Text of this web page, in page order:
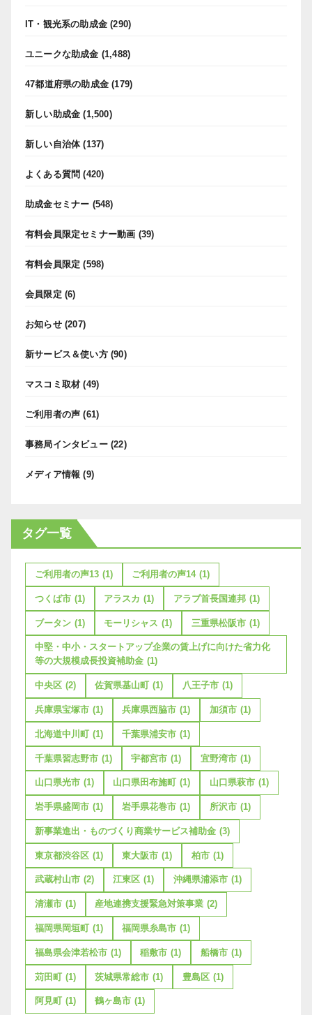
IT・観光系の助成金 (290)
ユニークな助成金 (1,488)
47都道府県の助成金 (179)
新しい助成金 (1,500)
新しい自治体(137)
よくある質問 (420)
助成金セミナー (548)
有料会員限定セミナー動画 (39)
有料会員限定 (598)
会員限定 (6)
お知らせ(207)
新サービス＆使い方(90)
マスコミ取材 (49)
ご利用者の声 (61)
事務局インタビュー(22)
メディア情報 (9)
タグ一覧
ご利用者の声13 (1) ご利用者の声14 (1)
つくば市 (1) アラスカ (1) アラブ首長国連邦 (1)
ブータン (1) モーリシャス (1) 三重県松阪市 (1)
中堅・中小・スタートアップ企業の賃上げに向けた省力化
等の大規模成長投資補助金 (1)
中央区 (2) 佐賀県基山町 (1) 八王子市 (1)
兵庫県宝塚市 (1) 兵庫県西脇市 (1) 加須市 (1)
北海道中川町 (1) 千葉県浦安市 (1)
千葉県習志野市 (1) 宇都宮市 (1) 宜野湾市 (1)
山口県光市 (1) 山口県田布施町 (1) 山口県萩市 (1)
岩手県盛岡市 (1) 岩手県花巻市 (1) 所沢市 (1)
新事業進出・ものづくり商業サービス補助金 (3)
東京都渋谷区 (1) 東大阪市 (1) 柏市 (1)
武蔵村山市 (2) 江東区 (1) 沖縄県浦添市 (1)
清瀬市 (1) 産地連携支援緊急対策事業 (2)
福岡県岡垣町 (1) 福岡県糸島市 (1)
福島県会津若松市 (1) 稲敷市 (1) 船橋市 (1)
苅田町 (1) 茨城県常総市 (1) 豊島区 (1)
阿見町 (1) 鶴ヶ島市 (1)